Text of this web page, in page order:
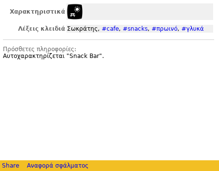
Χαρακτηριστικά
Λέξεις κλειδιά Σωκράτης, #cafe, #snacks, #πρωινό, #γλυκά
Πρόσθετες πληροφορίες:
Αυτοχαρακτηρίζεται "Snack Bar".
Share Αναφορά σφάλματος